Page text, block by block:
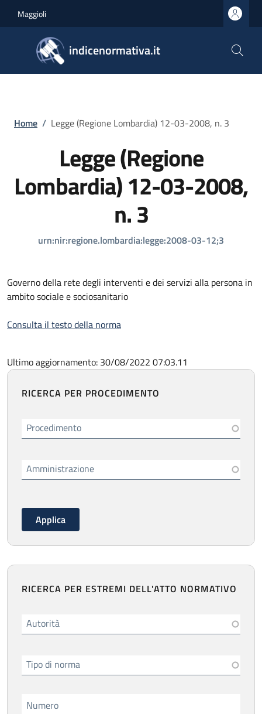
Maggioli
indicenormativa.it
Briciole di pane
Home / Legge (Regione Lombardia) 12-03-2008, n. 3
Legge (Regione
Lombardia) 12-03-2008,
n. 3
urn:nir:regione.lombardia:legge:2008-03-12;3
Governo della rete degli interventi e dei servizi alla persona in
ambito sociale e sociosanitario
Consulta il testo della norma
Ultimo aggiornamento: 30/08/2022 07:03.11
RICERCA PER PROCEDIMENTO
Procedimento
Amministrazione
RICERCA PER ESTREMI DELL'ATTO NORMATIVO
Autorità
Tipo di norma
Numero